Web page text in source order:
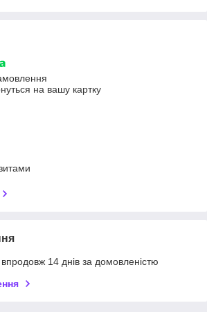
на вашу картку
14 днів за домовленістю